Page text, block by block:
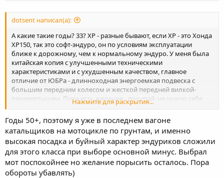
dotsent написал(а):
А какие такие годы? 33? ХР - разные бывают, если ХР - это Хонда
ХР150, так это софт-эндуро, он по условиям эксплуатации
ближе к дорожному, чем к нормальному эндуро. У меня была
китайская копия с улучшенными техническими
характеристиками и с ухудшенным качеством, главное
отличие от ЮБРа - длинноходная энергоемкая подвеска с
большим передним колесом и жесткой передней вилкой-
перевертышем. Пока есть желание - покупай, не нужно себя
отговаривать. Будешь гонять на большей скорости по ямам -
холмам по сравнению с ЮБР. Но упасть на нем еще проще:
выше посадка и центр тяжести, юбр проще удержать. Речь о
падениях на маленьких скоростях, показывал тут пример
падения:
Нажмите для раскрытия...
Годы 50+, поэтому я уже в последнем вагоне
катальщиков на мотоцикле по грунтам, и именно
высокая посадка и буйный характер эндуриков сложили
для этого класса при выборе основной минус. Выбрал
мот поспокойнее но желание порысить осталось. Пора
обороты убавлять)